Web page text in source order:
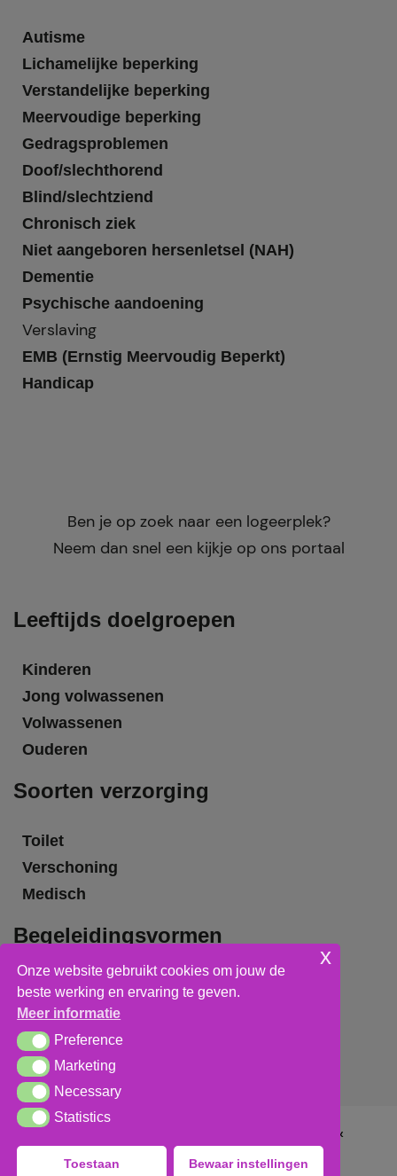
Autisme
Lichamelijke beperking
Verstandelijke beperking
Meervoudige beperking
Gedragsproblemen
Doof/slechthorend
Blind/slechtziend
Chronisch ziek
Niet aangeboren hersenletsel (NAH)
Dementie
Psychische aandoening
Verslaving
EMB (Ernstig Meervoudig Beperkt)
Handicap
Ben je op zoek naar een logeerplek?
Neem dan snel een kijkje op ons portaal
Leeftijds doelgroepen
Kinderen
Jong volwassenen
Volwassenen
Ouderen
Soorten verzorging
Toilet
Verschoning
Medisch
Begeleidingsvormen
Grote groepsbegeleiding
Kleine groepsbegeleiding
Individuele begeleiding
&
cookieverklaring
Onze website gebruikt cookies om jouw de
beste werking en ervaring te geven.
Meer informatie
PreferencePreference
MarketingMarketing
NecessaryNecessary
StatisticsStatistics
Toestaan Bewaar instellingen
x